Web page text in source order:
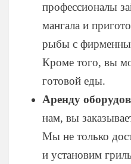
профессионалы
мангала и
рыбы с
Кроме того, вы
готовой еды.
Аренду
нам, вы
Мы не только
и установим